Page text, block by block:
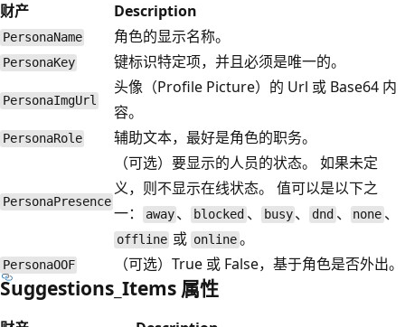
财产 Description
PersonaName 角色的显示名称。
PersonaKey 键标识特定项，并且必须是唯一的。
PersonaImgUrl
头像（Profile Picture）的 Url 或 Base64 内
容。
PersonaRole 辅助文本，最好是角色的职务。
PersonaPresence
（可选）要显示的人员的状态。 如果未定
义，则不显示在线状态。 值可以是以下之
一：
away 、 blocked 、 busy 、 dnd 、 none 、
offline 或 online。
PersonaOOF （可选）True 或 False，基于角色是否外出。
Suggestions_Items 属性